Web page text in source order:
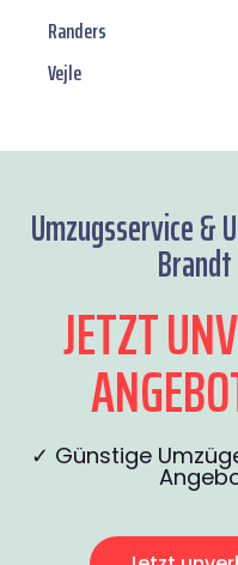
Randers
Vejle
Umzugsservice &
JETZT
✓ Günstige